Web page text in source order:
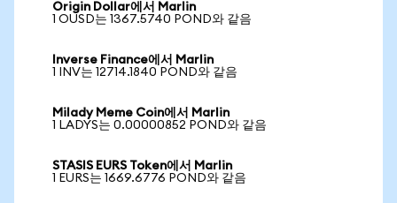
Origin Dollar에서 Marlin
1 OUSD는 1367.5740 POND와 같음
Inverse Finance에서 Marlin
1 INV는 12714.1840 POND와 같음
Milady Meme Coin에서 Marlin
1 LADYS는 0.00000852 POND와 같음
STASIS EURS Token에서 Marlin
1 EURS는 1669.6776 POND와 같음